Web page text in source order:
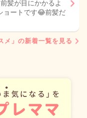
髪が目にかかるよ
ョートです😂前髪だ
メ」の新着一覧を見る